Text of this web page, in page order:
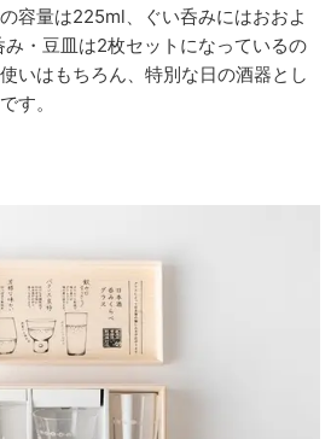
容量は225ml、ぐい呑みにはおおよ
・豆皿は2枚セットになっているの
いはもちろん、特別な日の酒器とし
す。